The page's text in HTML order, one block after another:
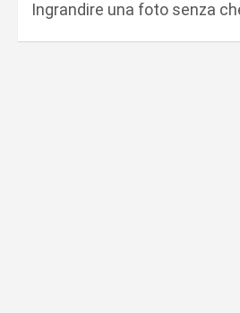
Ingrandire una foto senza